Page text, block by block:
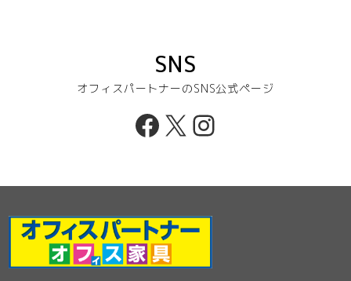
SNS
オフィスパートナーのSNS公式ページ
Facebook
X Instagram